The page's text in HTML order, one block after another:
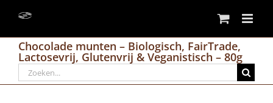
Chocolade munten – Biologisch, FairTrade,
Lactosevrij, Glutenvrij & Veganistisch – 80g
Search
for: